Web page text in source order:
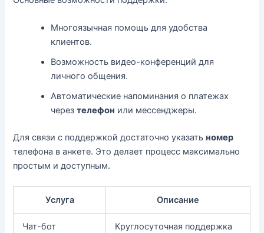
Многоязычная помощь для удобства
клиентов.
Возможность видео-конференций для
личного общения.
Автоматические напоминания о платежах
черезтелефон или мессенджеры.
Для связи с поддержкой достаточно указатьномер
телефона в анкете. Это делает процесс максимально
простым и доступным.
Услуга Описание
Чат-бот Круглосуточная поддержка